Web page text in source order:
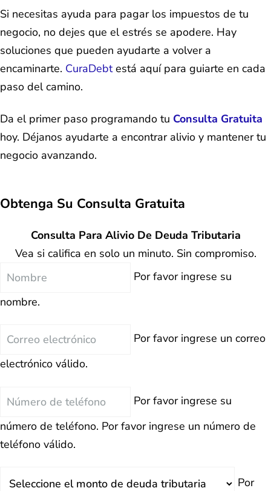
Si necesitas ayuda para pagar los impuestos de tu
negocio, no dejes que el estrés se apodere. Hay
soluciones que pueden ayudarte a volver a
encaminarte. CuraDebtestá aquí para guiarte en cada
paso del camino.
Da el primer paso programando tu Consulta Gratuita
hoy. Déjanos ayudarte a encontrar alivio y mantener tu
negocio avanzando.
Obtenga Su Consulta Gratuita
Consulta Para Alivio De Deuda Tributaria
Vea si califica en solo un minuto. Sin compromiso.
Nombre
Por favor ingrese su
nombre.
Correo
Por favor ingrese un correo
electrónico válido.
Teléfono
Por favor ingrese su
número de teléfono. Por favor ingrese un número de
teléfono válido.
Por